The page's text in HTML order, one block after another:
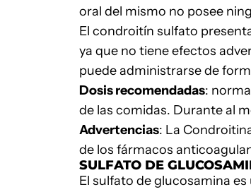
oral del mismo no posee
El condroitín sulfato
ya que no tiene efectos
puede administrarse de
Dosis recomendadas:
de las comidas. Durante al
Advertencias: La
de los fármacos
SULFATO DE
El sulfato de glucosamina